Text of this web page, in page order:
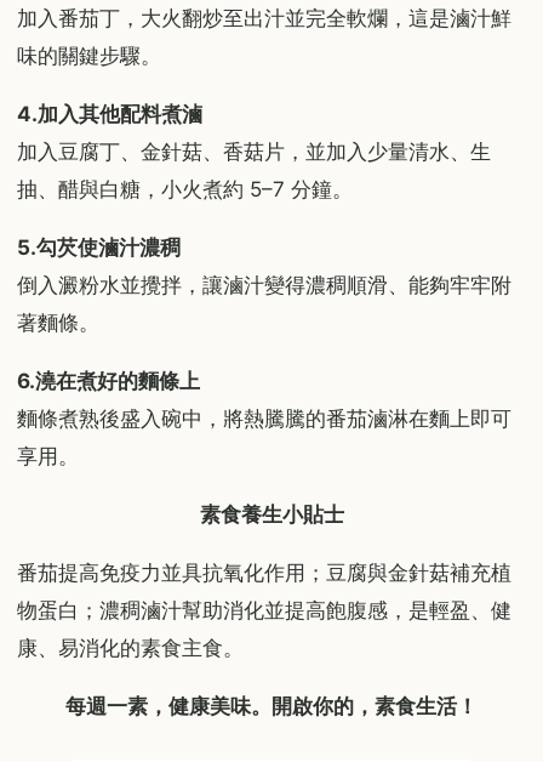
加入番茄丁，大火翻炒至出汁並完全軟爛，這是滷汁鮮
味的關鍵步驟。
4.加入其他配料煮滷
加入豆腐丁、金針菇、香菇片，並加入少量清水、生
抽、醋與白糖，小火煮約 5–7 分鐘。
5.勾芡使滷汁濃稠
倒入澱粉水並攪拌，讓滷汁變得濃稠順滑、能夠牢牢附
著麵條。
6.澆在煮好的麵條上
麵條煮熟後盛入碗中，將熱騰騰的番茄滷淋在麵上即可
享用。
素食養生小貼士
番茄提高免疫力並具抗氧化作用；豆腐與金針菇補充植
物蛋白；濃稠滷汁幫助消化並提高飽腹感，是輕盈、健
康、易消化的素食主食。
每週一素，健康美味。開啟你的，素食生活！